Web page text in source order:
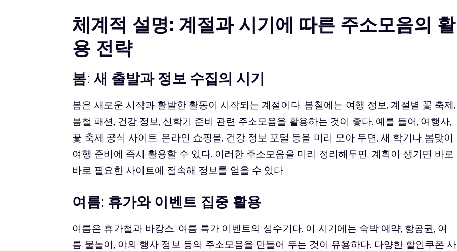
체계적 설명: 계절과 시기에 따른 주소모음의 활
용 전략
봄: 새 출발과 정보 수집의 시기
봄은 새로운 시작과 활발한 활동이 시작되는 계절이다. 봄철에는 여행 정보, 계절별 꽃 축제,
봄철 패션, 건강 정보, 신학기 준비 관련 주소모음을 활용하는 것이 좋다. 예를 들어, 여행사,
꽃 축제 공식 사이트, 온라인 쇼핑몰, 건강 정보 포털 등을 미리 모아 두면, 새 학기나 봄맞이
여행 준비에 즉시 활용할 수 있다. 이러한 주소모음을 미리 정리해두면, 계획이 생기면 바로
바로 필요한 사이트에 접속해 정보를 얻을 수 있다.
여름: 휴가와 이벤트 집중 활용
여름은 휴가철과 바캉스, 여름 특가 이벤트의 성수기다. 이 시기에는 숙박 예약, 항공권, 여
름 물놀이, 야외 행사 정보 등의 주소모음을 만들어 두는 것이 유용하다. 다양한 할인쿠폰 사